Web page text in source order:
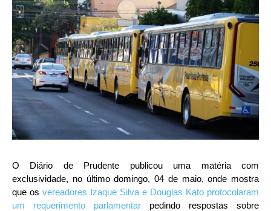
O Diário de Prudente publicou uma matéria com
exclusividade, no último domingo, 04 de maio, onde mostra
que os vereadores Izaque Silva e Douglas Kato protocolaram
um requerimento parlamentar pedindo respostas sobre